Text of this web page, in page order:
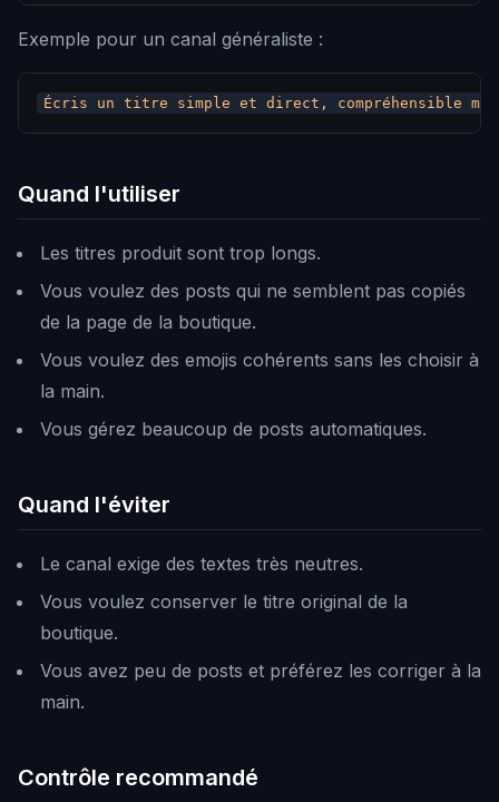
Exemple pour un canal généraliste :
Quand l'utiliser
Les titres produit sont trop longs.
Vous voulez des posts qui ne semblent pas copiés
de la page de la boutique.
Vous voulez des emojis cohérents sans les choisir à
la main.
Vous gérez beaucoup de posts automatiques.
Quand l'éviter
Le canal exige des textes très neutres.
Vous voulez conserver le titre original de la
boutique.
Vous avez peu de posts et préférez les corriger à la
main.
Contrôle recommandé